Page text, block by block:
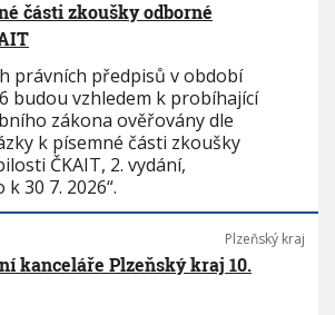
části zkoušky odborné
právních předpisů v období
budou vzhledem k probíhající
zákona ověřovány dle
k písemné části zkoušky
ČKAIT, 2. vydání,
30 7. 2026“.
Plzeňský kraj
kanceláře Plzeňský kraj 10.